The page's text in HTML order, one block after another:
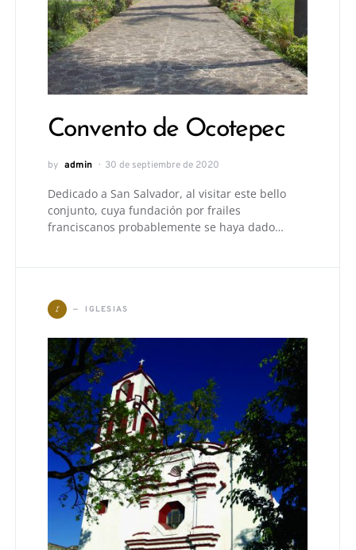
Convento de Ocotepec
by admin 30 de septiembre de 2020
Dedicado a San Salvador, al visitar este bello
conjunto, cuya fundación por frailes
franciscanos probablemente se haya dado…
I IGLESIAS